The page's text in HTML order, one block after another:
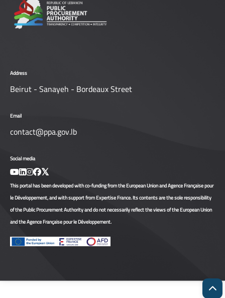
Address
Beirut - Sanayeh - Bordeaux Street
Email
contact@ppa.gov.lb
Social media
This portal has been developed with co-funding from the European Union and Agence Française pour
le Développement, and with support from Expertise France. Its contents are the sole responsibility
of the Public Procurement Authority and do not necessarily reflect the views of the European Union
and the Agence Française pour le Développement.